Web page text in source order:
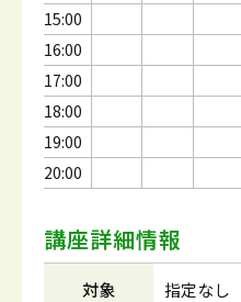
15:00
16:00
17:00
18:00
19:00
20:00
講座詳細情報
対象 指定なし